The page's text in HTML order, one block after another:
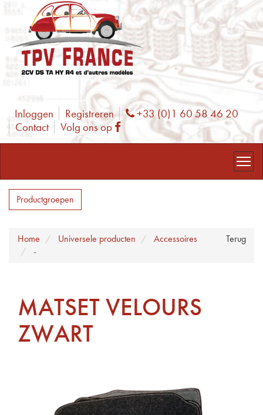
Inloggen Registreren Phone
+33 (0)1 60 58 46 20
Contact
Volg ons op Facebook
Productgroepen
Terug
Home Universele producten
Accessoires
-
MATSET VELOURS
ZWART